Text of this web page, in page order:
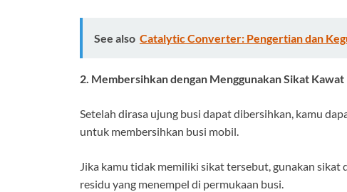
See also Catalytic Converter: Pengertian dan
2. Membersihkan dengan Menggunakan Sikat Kawat
Setelah dirasa ujung busi dapat dibersihkan, kamu
untuk membersihkan busi mobil.
Jika kamu tidak memiliki sikat tersebut, gunakan sikat
residu yang menempel di permukaan busi.